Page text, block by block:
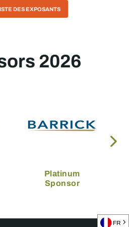
DES EXPOSANTS
2026
Platinum
Sponsor
FR